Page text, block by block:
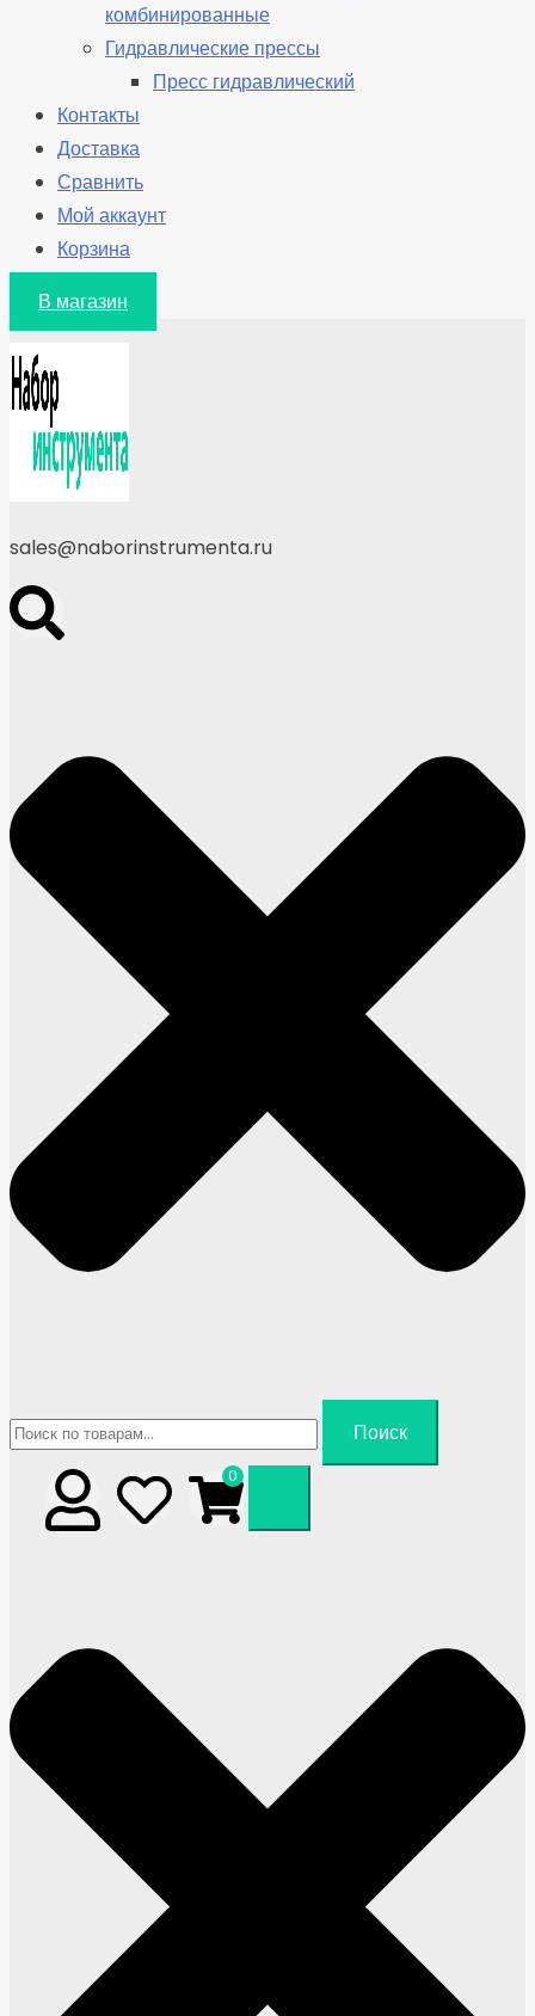
комбинированные
Гидравлические прессы
Пресс гидравлический
Контакты
Доставка
Сравнить
Мой аккаунт
Корзина
В магазин
sales@naborinstrumenta.ru
Искать:
Поиск
0